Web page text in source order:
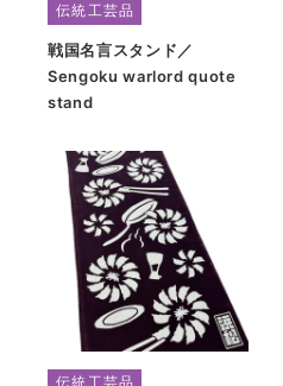
伝統工芸品
戦国名言スタンド／
Sengoku warlord quote
stand
伝統工芸品